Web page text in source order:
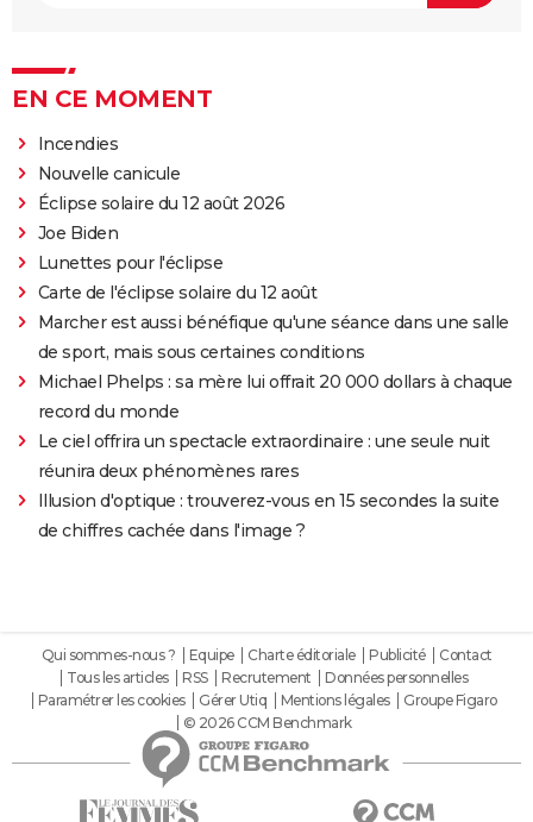
EN CE MOMENT
Incendies
Nouvelle canicule
Éclipse solaire du 12 août 2026
Joe Biden
Lunettes pour l'éclipse
Carte de l'éclipse solaire du 12 août
Marcher est aussi bénéfique qu'une séance dans une salle
de sport, mais sous certaines conditions
Michael Phelps : sa mère lui offrait 20 000 dollars à chaque
record du monde
Le ciel offrira un spectacle extraordinaire : une seule nuit
réunira deux phénomènes rares
Illusion d'optique : trouverez-vous en 15 secondes la suite
de chiffres cachée dans l'image ?
Qui sommes-nous ? Equipe Charte éditoriale Publicité
Contact
Tous les articles
RSS Recrutement
Données personnelles
Paramétrer les cookies
Gérer Utiq Mentions légales
Groupe Figaro
© 2026 CCM Benchmark